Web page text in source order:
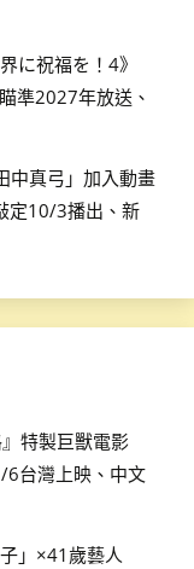
に祝福を！4》
準2027年放送、
中真弓」加入動畫
定10/3播出、新
特製巨獸電影
6台灣上映、中文
」×41歲藝人